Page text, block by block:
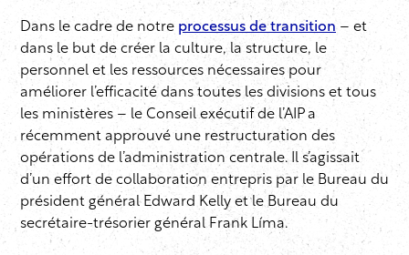
Dans le cadre de notre processus de transition – et
dans le but de créer la culture, la structure, le
personnel et les ressources nécessaires pour
améliorer l’efficacité dans toutes les divisions et tous
les ministères – le Conseil exécutif de l’AIP a
récemment approuvé une restructuration des
opérations de l’administration centrale. Il s’agissait
d’un effort de collaboration entrepris par le Bureau du
président général Edward Kelly et le Bureau du
secrétaire-trésorier général Frank Líma.